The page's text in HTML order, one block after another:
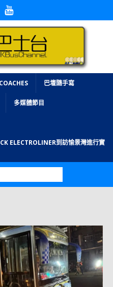
巴壇隨手寫
多媒體節目
ELECTROLINER到訪愉景灣進行實